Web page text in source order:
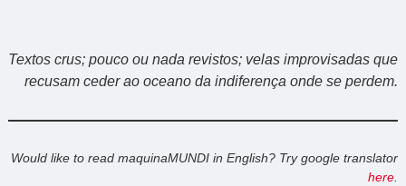
Textos crus; pouco ou nada revistos; velas improvisadas que
recusam ceder ao oceano da indiferença onde se perdem.
Would like to read maquinaMUNDI in English? Try google translator
here